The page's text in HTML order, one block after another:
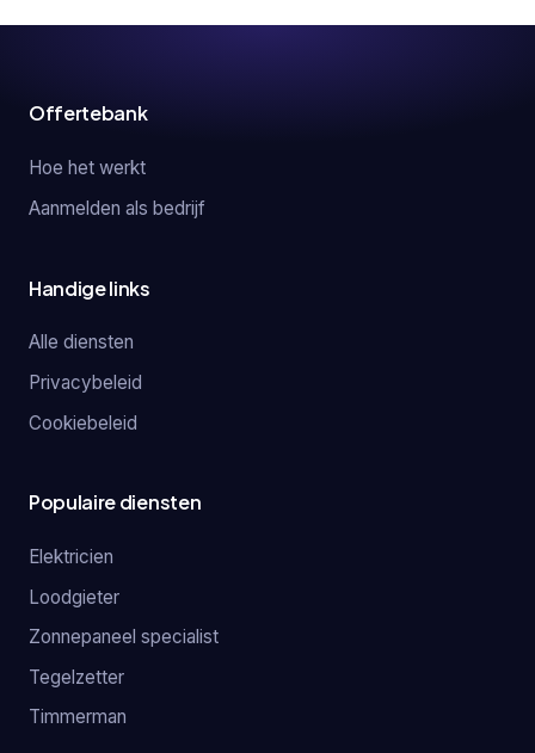
Offertebank
Hoe het werkt
Aanmelden als bedrijf
Handige links
Alle diensten
Privacybeleid
Cookiebeleid
Populaire diensten
Elektricien
Loodgieter
Zonnepaneel specialist
Tegelzetter
Timmerman